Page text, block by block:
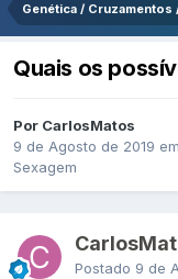
Genética /
Quais os
Por CarlosMatos
9 de Agosto de 2019 em
Sexagem
Postado 9 de